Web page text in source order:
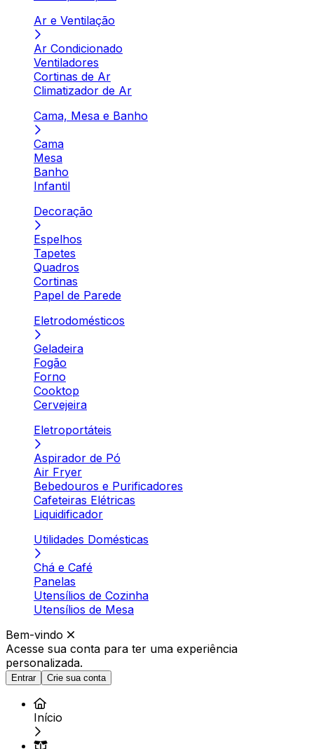
Ar e Ventilação
Ar Condicionado
Ventiladores
Cortinas de Ar
Climatizador de Ar
Cama, Mesa e Banho
Cama
Mesa
Banho
Infantil
Decoração
Espelhos
Tapetes
Quadros
Cortinas
Papel de Parede
Eletrodomésticos
Geladeira
Fogão
Forno
Cooktop
Cervejeira
Eletroportáteis
Aspirador de Pó
Air Fryer
Bebedouros e Purificadores
Cafeteiras Elétricas
Liquidificador
Utilidades Domésticas
Chá e Café
Panelas
Utensílios de Cozinha
Utensílios de Mesa
Bem-vindo
Acesse sua conta para ter uma experiência
personalizada.
Entrar Crie sua conta
Início